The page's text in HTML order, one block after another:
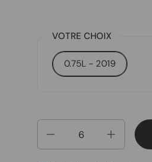
VOTRE CHOIX
0.75L - 2019